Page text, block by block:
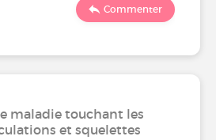
Commenter
maladie touchant les
et squelettes